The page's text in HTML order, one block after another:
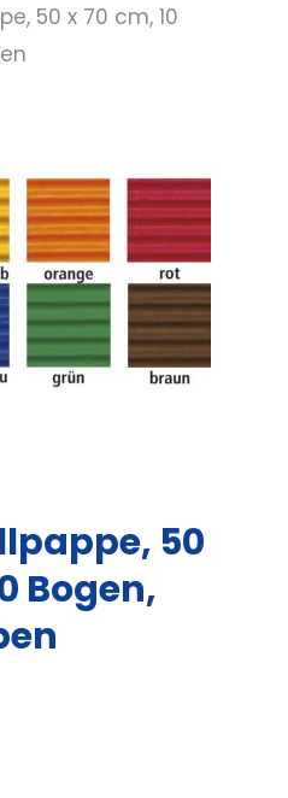
50 x 70 cm, 10
50
Bogen,